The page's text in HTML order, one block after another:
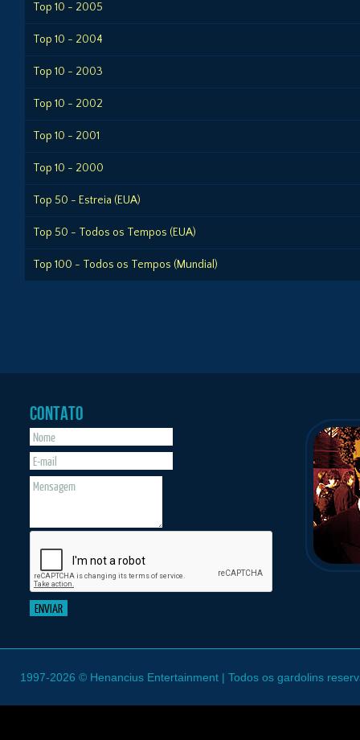
Top 10 - 2005
Top 10 - 2004
Top 10 - 2003
Top 10 - 2002
Top 10 - 2001
Top 10 - 2000
Top 50 - Estreia (EUA)
Top 50 - Todos os Tempos (EUA)
Top 100 - Todos os Tempos (Mundial)
CONTATO
1997-2026 © Henancius Entertainment | Todos os gardolins